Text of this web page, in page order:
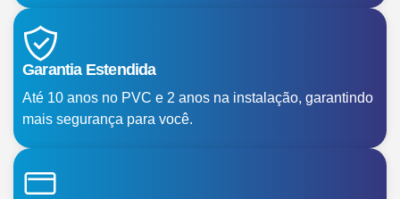
Garantia Estendida
Até 10 anos no PVC e 2 anos na instalação, garantindo
mais segurança para você.